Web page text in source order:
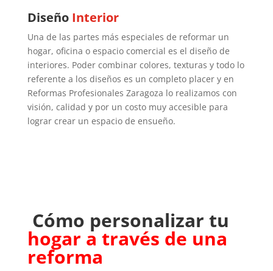
Diseño Interior
Una de las partes más especiales de reformar un
hogar, oficina o espacio comercial es el diseño de
interiores. Poder combinar colores, texturas y todo lo
referente a los diseños es un completo placer y en
Reformas Profesionales Zaragoza lo realizamos con
visión, calidad y por un costo muy accesible para
lograr crear un espacio de ensueño.
Cómo personalizar tu
hogar a través de una
reforma